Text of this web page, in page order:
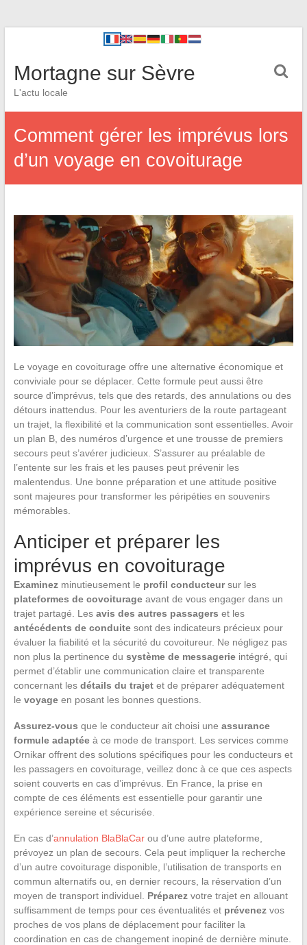
Mortagne sur Sèvre
L'actu locale
Comment gérer les imprévus lors
d’un voyage en covoiturage
Le voyage en covoiturage offre une alternative économique et
conviviale pour se déplacer. Cette formule peut aussi être
source d’imprévus, tels que des retards, des annulations ou des
détours inattendus. Pour les aventuriers de la route partageant
un trajet, la flexibilité et la communication sont essentielles. Avoir
un plan B, des numéros d’urgence et une trousse de premiers
secours peut s’avérer judicieux. S’assurer au préalable de
l’entente sur les frais et les pauses peut prévenir les
malentendus. Une bonne préparation et une attitude positive
sont majeures pour transformer les péripéties en souvenirs
mémorables.
Anticiper et préparer les
imprévus en covoiturage
Examinezminutieusement le profil conducteursur les
plateformes de covoiturageavant de vous engager dans un
trajet partagé. Les avis des autres passagers et les
antécédents de conduitesont des indicateurs précieux pour
évaluer la fiabilité et la sécurité du covoitureur. Ne négligez pas
non plus la pertinence du système de messagerieintégré, qui
permet d’établir une communication claire et transparente
concernant les détails du trajetet de préparer adéquatement
le voyageen posant les bonnes questions.
Assurez-vous que le conducteur ait choisi une assurance
formule adaptéeà ce mode de transport. Les services comme
Ornikar offrent des solutions spécifiques pour les conducteurs et
les passagers en covoiturage, veillez donc à ce que ces aspects
soient couverts en cas d’imprévus. En France, la prise en
compte de ces éléments est essentielle pour garantir une
expérience sereine et sécurisée.
En cas d’annulation BlaBlaCarou d’une autre plateforme,
prévoyez un plan de secours. Cela peut impliquer la recherche
d’un autre covoiturage disponible, l’utilisation de transports en
commun alternatifs ou, en dernier recours, la réservation d’un
moyen de transport individuel. Préparezvotre trajet en allouant
suffisamment de temps pour ces éventualités et prévenezvos
proches de vos plans de déplacement pour faciliter la
coordination en cas de changement inopiné de dernière minute.